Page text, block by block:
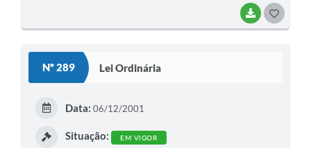
BAIXAR
Nº 289 Lei Ordinária
Data: 06/12/2001
Situação: EM VIGOR